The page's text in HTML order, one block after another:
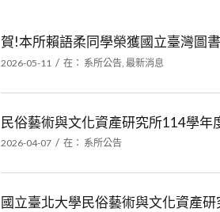
賀!本所賴語柔同學榮獲國立臺灣圖
2026-05-11 / 在： 系所公告 最新消息
民俗藝術與文化資產研究所114學
2026-04-07 / 在： 系所公告
國立臺北大學民俗藝術與文化資產